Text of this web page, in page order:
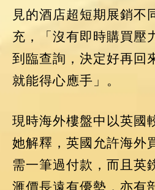
見的酒店超短期展銷不
充，「沒有即時購買壓
到臨查詢，決定好再回
就能得心應手」。
現時海外樓盤中以英國
她解釋，英國允許海外
需一筆過付款，而且英
滙價長遠有優勢，亦有